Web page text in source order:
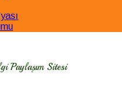
Paylaşım Sitesi